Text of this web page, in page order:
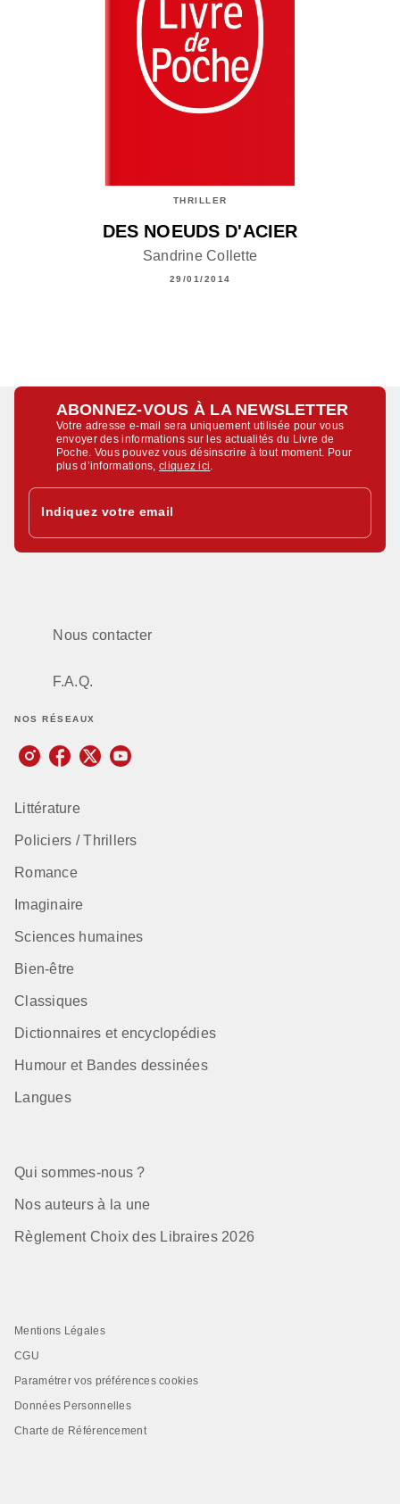
THRILLER
DES NOEUDS D'ACIER
Sandrine Collette
29/01/2014
ABONNEZ-VOUS À LA NEWSLETTER
Votre adresse e-mail sera uniquement utilisée pour vous
envoyer des informations sur les actualités du Livre de
Poche. Vous pouvez vous désinscrire à tout moment. Pour
plus d’informations,cliquez ici
Indiquez votre email
Nous contacter
F.A.Q.
NOS RÉSEAUX
Littérature
Policiers / Thrillers
Romance
Imaginaire
Sciences humaines
Bien-être
Classiques
Dictionnaires et encyclopédies
Humour et Bandes dessinées
Langues
Qui sommes-nous ?
Nos auteurs à la une
Règlement Choix des Libraires 2026
Mentions Légales
CGU
Paramétrer vos préférences cookies
Données Personnelles
Charte de Référencement